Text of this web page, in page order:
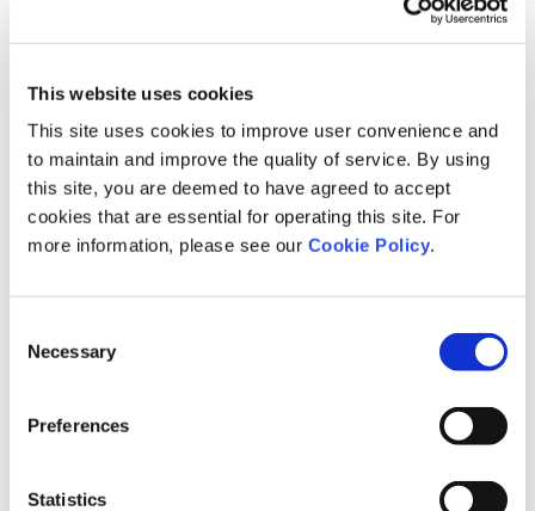
This website uses cookies
This site uses cookies to improve user convenience and
to maintain and improve the quality of service. By using
this site, you are deemed to have agreed to accept
cookies that are essential for operating this site. For
more information, please see our Cookie Policy.
Selection
Necessary
Preferences
Statistics
部署名
氏名※